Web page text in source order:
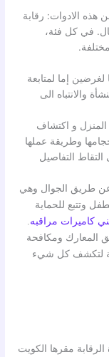
نلقي نظرة على 4 فئات من هذه الادوات: رقابة
في كل فئة،
إما لمتابعة
والانتباه الى
المنزل و اكتشاف
وطريقة عملها
التفاصيل
عن طريق الجوال وهي
وتتبع للحماية
كاميرات مراقبه.
المعارك ومكافحة
لتكشف كل شيء
مقرها الكويت